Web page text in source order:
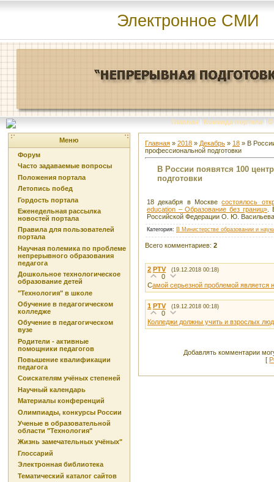
Электронное СМИ
Главная | Команда портала | О
Меню
Форум
Часто задаваемые вопросы
Положения портала
Летопись побед
Гордость портала
Еженедельная рассылка
новостей портала
Правила для пользователей
портала
Научная полемика по проблеме
непрерывного образования
педагога
Дошкольное технологическое
образование детей
"Технология" в школе
Обучение в педагогическом
колледже
Обучение в педагогическом
вузе
Родители - активные
помощники педагогов
Повышение квалификации
педагога
Соискателям учёных степеней
Научный календарь
Материалы конференций
Олимпиады, конкурсы России
Ученые в образовательной
области "Технология"
Жизнь замечательных учёных"
Глоссарий
Электронная библиотека
Тематический каталог сайтов
Главная » 2018 » Декабрь » 18 » В
профессиональной подготовки
В России появятся 100
подготовки
18 декабря в Москвесостоялось
education – Образование без границ».
Российской Федерации О. Ю. Васильева
Категория: В Министерстве образовании и
Всего комментариев: 2
2 PTV (19.12.2018 00:18)
0
Самой серьезной проблемой является
1 PTV (19.12.2018 00:18)
0
Колледжи должны учить и взрослых
Добавлять комментарии
[